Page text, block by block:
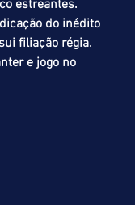
estreantes.
do inédito
filiação régia.
e jogo no